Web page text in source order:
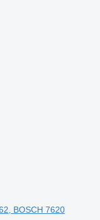
BOSCH 7620